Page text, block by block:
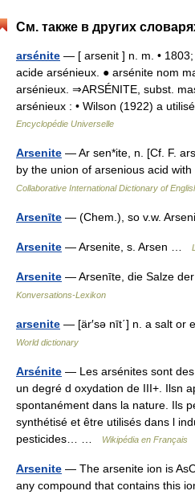
См. также в других
arsénite — [ arsenit ] n. m. •
acide arsénieux. ● arsénite nom
arsénieux. ⇒ARSÉNITE, subst.
arsénieux : • Wilson (1922) a
Encyclopédie Universelle
Arsenite — Ar sen*ite, n. [Cf. F.
by the union of arsenious acid
Collaborative International Dictionary of
Arsenīte — (Chem.), so v.w.
Arsenite — Arsenite, s. Arsen …
Arsenite — Arsenīte, die Salze
Konversations-Lexikon
arsenite — [är′sə nīt΄] n. a salt
World dictionary
Arsénite — Les arsénites sont
un degré d oxydation de III+. Ilsn
spontanément dans la nature. Ils
synthétisé et être utilisés dans l
pesticides… …
Wikipédia en Français
Arsenite — The arsenite ion is
any compound that contains this